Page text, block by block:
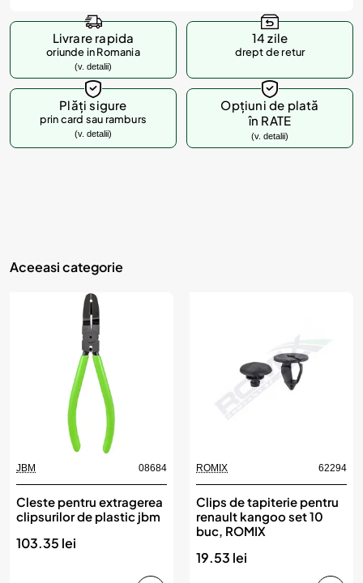
r
d
Livrare rapida
oriunde in Romania
(v. detalii)
14 zile
drept de retur
Plăți sigure
prin card sau ramburs
(v. detalii)
Opțiuni de plată
în RATE
(v. detalii)
Aceeasi categorie
JBM 08684
Cleste pentru extragerea
clipsurilor de plastic jbm
103.35 lei
ROMIX 62294
Clips de tapiterie pentru
renault kangoo set 10
buc, ROMIX
19.53 lei